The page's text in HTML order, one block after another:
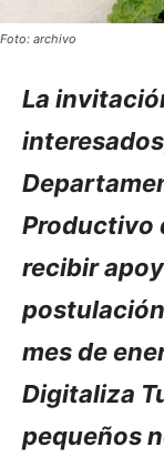
Foto: archivo
La
Productivo
recibir
mes de
Digitaliza
pequeños